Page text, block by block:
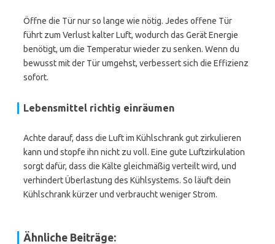
Öffne die Tür nur so lange wie nötig. Jedes offene Tür
führt zum Verlust kalter Luft, wodurch das Gerät Energie
benötigt, um die Temperatur wieder zu senken. Wenn du
bewusst mit der Tür umgehst, verbessert sich die Effizienz
sofort.
Lebensmittel richtig einräumen
Achte darauf, dass die Luft im Kühlschrank gut zirkulieren
kann und stopfe ihn nicht zu voll. Eine gute Luftzirkulation
sorgt dafür, dass die Kälte gleichmäßig verteilt wird, und
verhindert Überlastung des Kühlsystems. So läuft dein
Kühlschrank kürzer und verbraucht weniger Strom.
Ähnliche Beiträge: